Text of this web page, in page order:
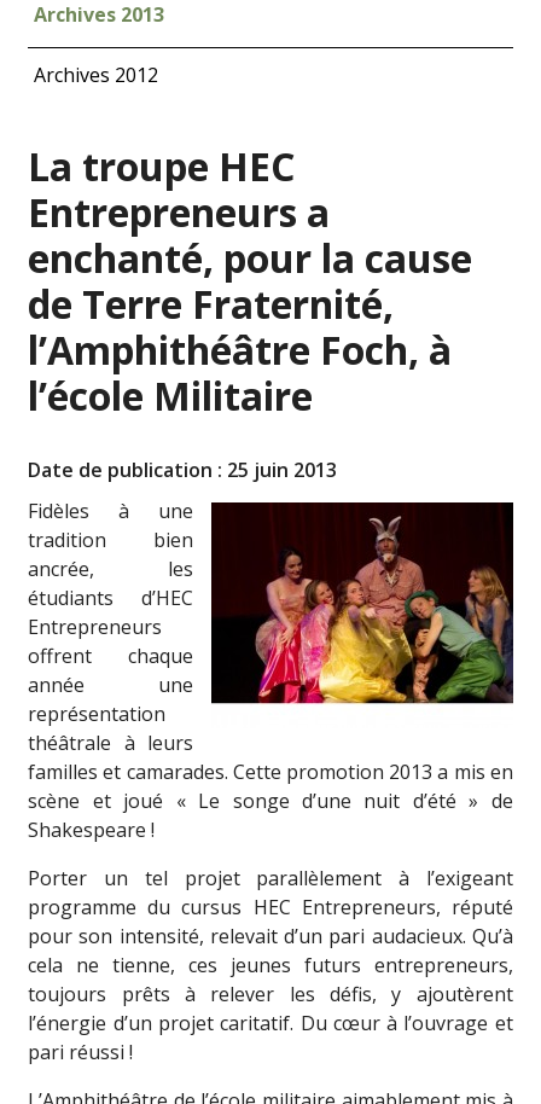
Archives 2013
Archives 2012
La troupe HEC
Entrepreneurs a
enchanté, pour la cause
de Terre Fraternité,
l’Amphithéâtre Foch, à
l’école Militaire
Date de publication : 25 juin 2013
Fidèles à une
tradition bien
ancrée, les
étudiants d’HEC
Entrepreneurs
offrent chaque
année une
représentation
théâtrale à leurs
familles et camarades. Cette promotion 2013 a mis en
scène et joué « Le songe d’une nuit d’été » de
Shakespeare !
Porter un tel projet parallèlement à l’exigeant
programme du cursus HEC Entrepreneurs, réputé
pour son intensité, relevait d’un pari audacieux. Qu’à
cela ne tienne, ces jeunes futurs entrepreneurs,
toujours prêts à relever les défis, y ajoutèrent
l’énergie d’un projet caritatif. Du cœur à l’ouvrage et
pari réussi !